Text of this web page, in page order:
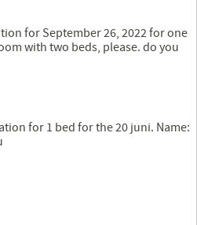
for September 26, 2022 for one
with two beds, please. do you
for 1 bed for the 20 juni. Name: